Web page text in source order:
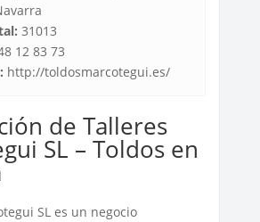
31013
12 83 73
http://toldosmarcotegui.es/
de Talleres
SL – Toldos en
SL es un negocio